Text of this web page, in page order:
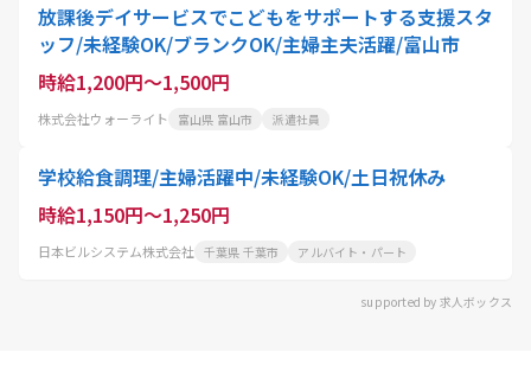
放課後デイサービスでこどもをサポートする支援スタ
ッフ/未経験OK/ブランクOK/主婦主夫活躍/富山市
時給1,200円～1,500円
株式会社ウォーライト 富山県 富山市 派遣社員
学校給食調理/主婦活躍中/未経験OK/土日祝休み
時給1,150円～1,250円
日本ビルシステム株式会社 千葉県 千葉市 アルバイト・パート
supported by 求人ボックス